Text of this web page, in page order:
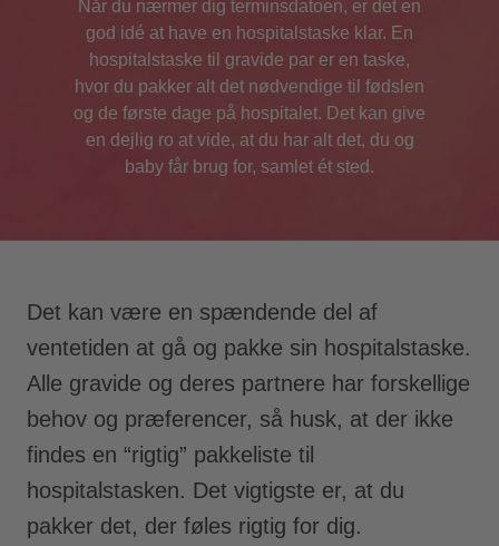
Når du nærmer dig terminsdatoen, er det en
god idé at have en hospitalstaske klar. En
hospitalstaske til gravide par er en taske,
hvor du pakker alt det nødvendige til fødslen
og de første dage på hospitalet. Det kan give
en dejlig ro at vide, at du har alt det, du og
baby får brug for, samlet ét sted.
Det kan være en spændende del af
ventetiden at gå og pakke sin hospitalstaske.
Alle gravide og deres partnere har forskellige
behov og præferencer, så husk, at der ikke
findes en “rigtig” pakkeliste til
hospitalstasken. Det vigtigste er, at du
pakker det, der føles rigtig for dig.